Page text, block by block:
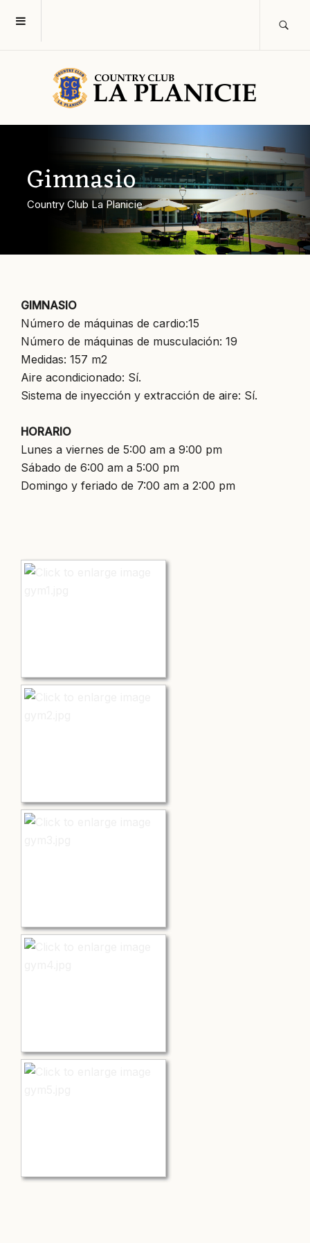
Gimnasio
Country Club La Planicie
GIMNASIO
Número de máquinas de cardio:15
Número de máquinas de musculación: 19
Medidas: 157 m2
Aire acondicionado: Sí.
Sistema de inyección y extracción de aire: Sí.
HORARIO
Lunes a viernes de 5:00 am a 9:00 pm
Sábado de 6:00 am a 5:00 pm
Domingo y feriado de 7:00 am a 2:00 pm